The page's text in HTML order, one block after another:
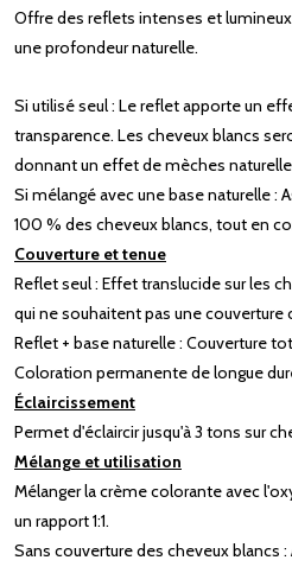
Offre des reflets intenses et
une profondeur naturelle.
Si utilisé seul : Le reflet apporte un
transparence. Les cheveux blancs
donnant un effet de mèches
Si mélangé avec une base naturelle :
100 % des cheveux blancs, tout en
Couverture et tenue
Reflet seul : Effet translucide sur les
qui ne souhaitent pas une couverture
Reflet + base naturelle : Couverture
Coloration permanente de longue
Éclaircissement
Permet d'éclaircir jusqu'à 3 tons sur
Mélange et utilisation
Mélanger la crème colorante avec
un rapport 1:1.
Sans couverture des cheveux blancs